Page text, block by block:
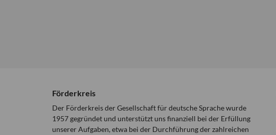
Förderkreis
Der Förderkreis der Gesellschaft für deutsche Sprache wurde
1957 gegründet und unterstützt uns finanziell bei der Erfüllung
unserer Aufgaben, etwa bei der Durchführung der zahlreichen